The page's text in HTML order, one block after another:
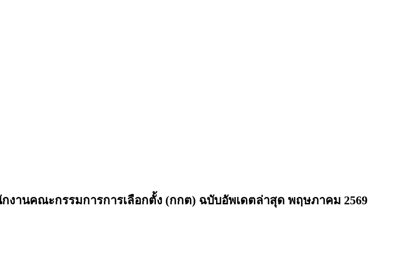
านคณะกรรมการการเลือกตั้ง (กกต) ฉบับอัพเดตล่าสุด พฤษภาคม 2569